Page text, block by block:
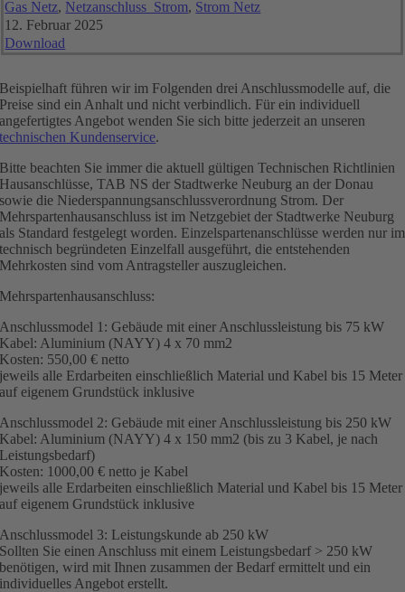
Gas Netz, Netzanschluss_Strom, Strom Netz
12. Februar 2025
Download
Beispielhaft führen wir im Folgenden drei Anschlussmodelle auf, die
Preise sind ein Anhalt und nicht verbindlich. Für ein individuell
angefertigtes Angebot wenden Sie sich bitte jederzeit an unseren
technischen Kundenservice.
Bitte beachten Sie immer die aktuell gültigen Technischen Richtlinien
Hausanschlüsse, TAB NS der Stadtwerke Neuburg an der Donau
sowie die Niederspannungsanschlussverordnung Strom. Der
Mehrspartenhausanschluss ist im Netzgebiet der Stadtwerke Neuburg
als Standard festgelegt worden. Einzelspartenanschlüsse werden nur im
technisch begründeten Einzelfall ausgeführt, die entstehenden
Mehrkosten sind vom Antragsteller auszugleichen.
Mehrspartenhausanschluss:
Anschlussmodel 1: Gebäude mit einer Anschlussleistung bis 75 kW
Kabel: Aluminium (NAYY) 4 x 70 mm2
Kosten: 550,00 € netto
jeweils alle Erdarbeiten einschließlich Material und Kabel bis 15 Meter
auf eigenem Grundstück inklusive
Anschlussmodel 2: Gebäude mit einer Anschlussleistung bis 250 kW
Kabel: Aluminium (NAYY) 4 x 150 mm2 (bis zu 3 Kabel, je nach
Leistungsbedarf)
Kosten: 1000,00 € netto je Kabel
jeweils alle Erdarbeiten einschließlich Material und Kabel bis 15 Meter
auf eigenem Grundstück inklusive
Anschlussmodel 3: Leistungskunde ab 250 kW
Sollten Sie einen Anschluss mit einem Leistungsbedarf > 250 kW
benötigen, wird mit Ihnen zusammen der Bedarf ermittelt und ein
individuelles Angebot erstellt.